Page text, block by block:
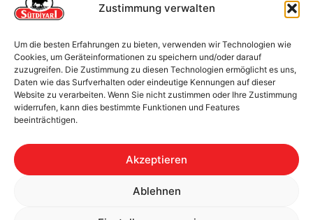
Zustimmung verwalten
Um die besten Erfahrungen zu bieten, verwenden wir Technologien wie
Cookies, um Geräteinformationen zu speichern und/oder darauf
zuzugreifen. Die Zustimmung zu diesen Technologien ermöglicht es uns,
Daten wie das Surfverhalten oder eindeutige Kennungen auf dieser
Website zu verarbeiten. Wenn Sie nicht zustimmen oder Ihre Zustimmung
widerrufen, kann dies bestimmte Funktionen und Features
beeinträchtigen.
Akzeptieren
Ablehnen
Kontakt Form
Gesellschaftliche
Verantwortung
Impressum
Cookie-Richtlinie
Datenschutzerklärung
Folge uns!
Sütdiyarı ist Teil derNORDEX FOODGruppe.